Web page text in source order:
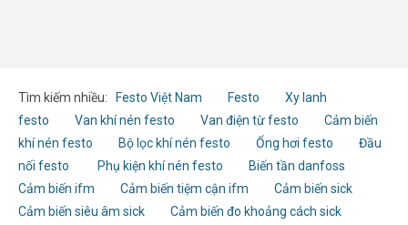
Tìm kiếm nhiều: Festo Việt Nam Festo
Xy lanh
festo
Van khí nén festo Van điện từ festo
Cảm biến
khí nén festo
Bộ lọc khí nén festo Ống hơi festo
Đầu
nối festo
Phụ kiện khí nén festo
Biến tần danfoss
Cảm biến ifm
Cảm biến tiệm cận ifm
Cảm biến sick
Cảm biến siêu âm sick
Cảm biến đo khoảng cách sick